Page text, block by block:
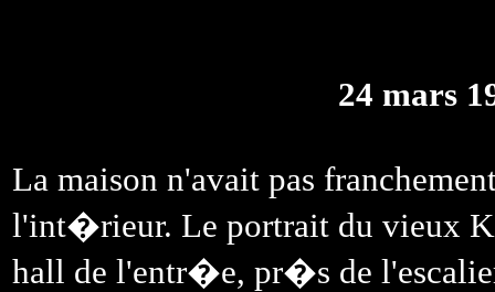
24 mars
La maison n'avait pas
l'int�rieur. Le portrait du vieux
hall de l'entr�e, pr�s de